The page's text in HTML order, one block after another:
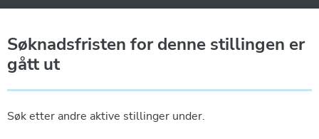
Søknadsfristen for denne stillingen er
gått ut
Søk etter andre aktive stillinger under.